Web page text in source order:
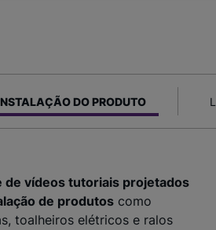
DO PRODUTO
de vídeos tutoriais projetados
de produtos como
toalheiros elétricos e ralos